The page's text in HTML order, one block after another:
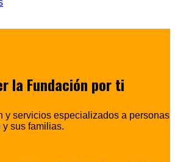
la Fundación por ti
y servicios especializados a personas
sus familias.